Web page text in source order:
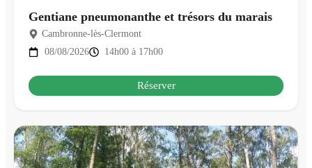
Gentiane pneumonanthe et trésors du marais
Cambronne-lès-Clermont
08/08/2026
14h00 à 17h00
Réserver